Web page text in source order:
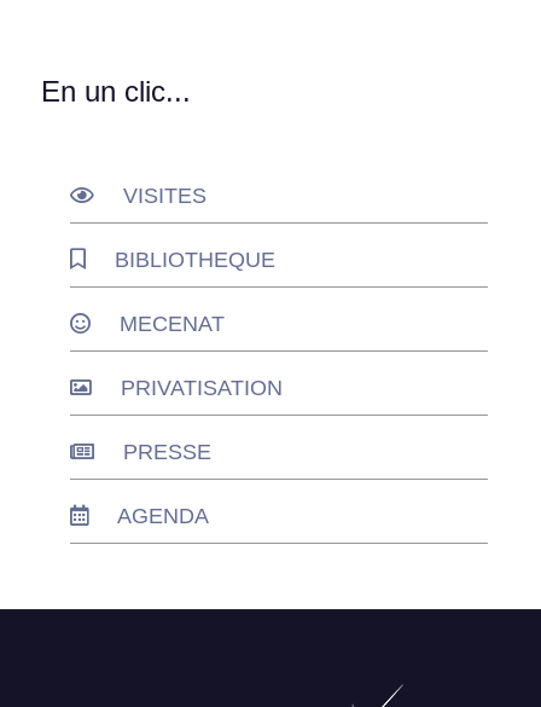
En un clic...
VISITES
BIBLIOTHEQUE
MECENAT
PRIVATISATION
PRESSE
AGENDA